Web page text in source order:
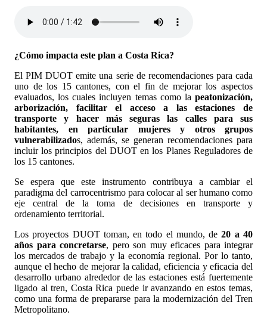
¿Cómo impacta este plan a Costa Rica?
El PIM DUOT emite una serie de recomendaciones para cada
uno de los 15 cantones, con el fin de mejorar los aspectos
evaluados, los cuales incluyen temas como la peatonización,
arborización, facilitar el acceso a las estaciones de
transporte y hacer más seguras las calles para sus
habitantes, en particular mujeres y otros grupos
vulnerabilizados, además, se generan recomendaciones para
incluir los principios del DUOT en los Planes Reguladores de
los 15 cantones.
Se espera que este instrumento contribuya a cambiar el
paradigma del carrocentrismo para colocar al ser humano como
eje central de la toma de decisiones en transporte y
ordenamiento territorial.
Los proyectos DUOT toman, en todo el mundo, de20 a 40
años para concretarse, pero son muy eficaces para integrar
los mercados de trabajo y la economía regional. Por lo tanto,
aunque el hecho de mejorar la calidad, eficiencia y eficacia del
desarrollo urbano alrededor de las estaciones está fuertemente
ligado al tren, Costa Rica puede ir avanzando en estos temas,
como una forma de prepararse para la modernización del Tren
Metropolitano.